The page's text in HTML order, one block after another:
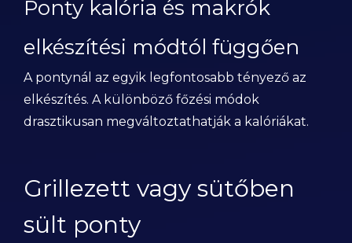
Ponty kalória és makrók
elkészítési módtól függően
A pontynál az egyik legfontosabb tényező az
elkészítés. A különböző főzési módok
drasztikusan megváltoztathatják a kalóriákat.
Grillezett vagy sütőben
sült ponty